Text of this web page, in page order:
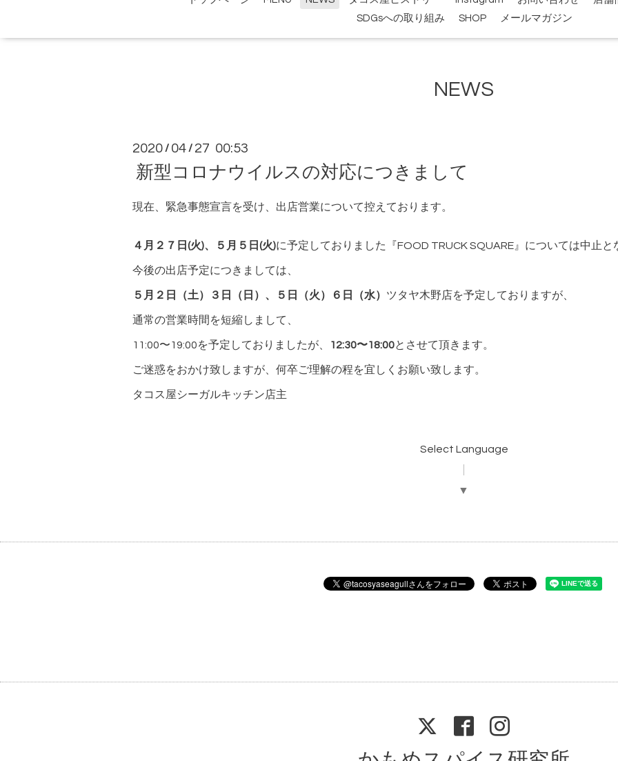
SDGsへの取り組み
SHOP メールマガジン
NEWS
2020 / 04 / 27 00:53
新型コロナウイルスの対応につきまして
現在、緊急事態宣言を受け、出店営業について控えております。
４月２７日(火)、５月５日(火)に予定しておりました『FOOD TRUCK SQUARE』については中止と
今後の出店予定につきましては、
５月２日（土）３日（日）、５日（火）６日（水） ツタヤ木野店を予定しておりますが、
通常の営業時間を短縮しまして、
11:00〜19:00を予定しておりましたが、 12:30〜18:00とさせて頂きます。
ご迷惑をおかけ致しますが、何卒ご理解の程を宜しくお願い致します。
タコス屋シーガルキッチン店主
Select Language
▼